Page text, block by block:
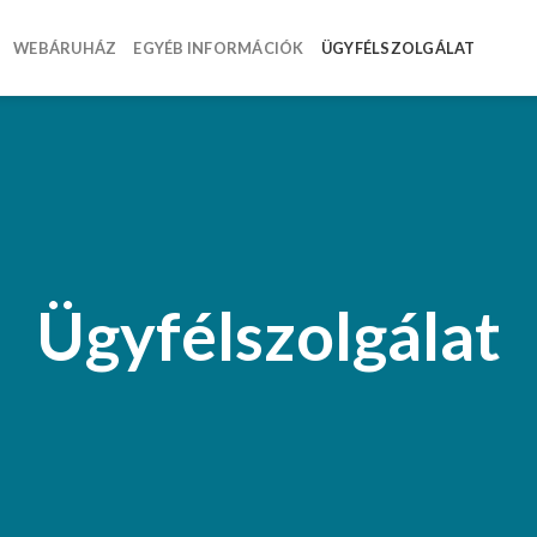
WEBÁRUHÁZ EGYÉB INFORMÁCIÓK ÜGYFÉLSZOLGÁLAT
Ügyfélszolgálat